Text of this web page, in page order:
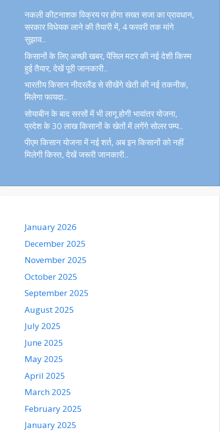
नकली कीटनाशक विक्रय पर होगा सख्त सजा का प्रावधान,
सरकार विधेयक लाने की तैयारी में, 4 फरवरी तक मांगे
सुझाव..
किसानों के लिए अच्छी खबर, पेंसिल मटर की नई देशी किस्म
हुई तैयार, देखें पूरी जानकारी..
भारतीय किसान नीदरलैंड से सीखेंगे खेती की नई तकनीक,
मिलेगा फायदा..
सोयाबीन के बाद सरसों में भी लागू होगी भावांतर योजना,
प्रदेश के 30 लाख किसानों के खेतों में लगेंगे सोलर पम्प..
पीएम किसान योजना में नई शर्त, अब इन किसानों को नहीं
मिलेगी किस्त, देखें जरूरी जानकारी..
January 2026
December 2025
November 2025
October 2025
September 2025
August 2025
July 2025
June 2025
May 2025
April 2025
March 2025
February 2025
January 2025